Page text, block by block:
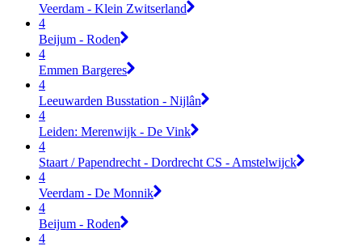
Veerdam - Klein Zwitserland
4
Beijum - Roden
4
Emmen Bargeres
4
Leeuwarden Busstation - Nijlân
4
Leiden: Merenwijk - De Vink
4
Staart / Papendrecht - Dordrecht CS - Amstelwijck
4
Veerdam - De Monnik
4
Beijum - Roden
4